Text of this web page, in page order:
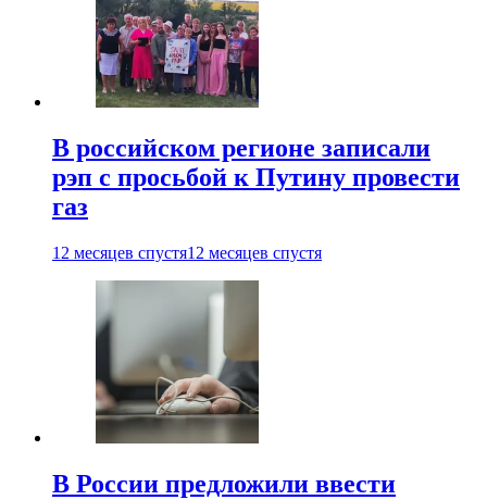
В российском регионе записали
рэп с просьбой к Путину провести
газ
12 месяцев спустя12 месяцев спустя
В России предложили ввести